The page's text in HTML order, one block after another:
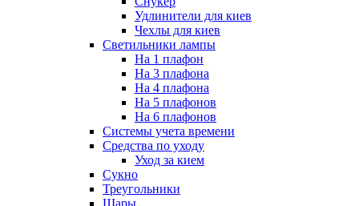
Удлинители для киев
Чехлы для киев
Светильники лампы
На 1 плафон
На 3 плафона
На 4 плафона
На 5 плафонов
На 6 плафонов
Системы учета времени
Средства по уходу
Уход за кием
Сукно
Треугольники
Шары